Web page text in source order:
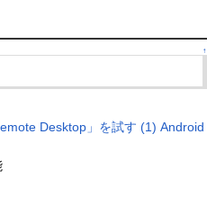
↑
Desktop」を試す (1) Android